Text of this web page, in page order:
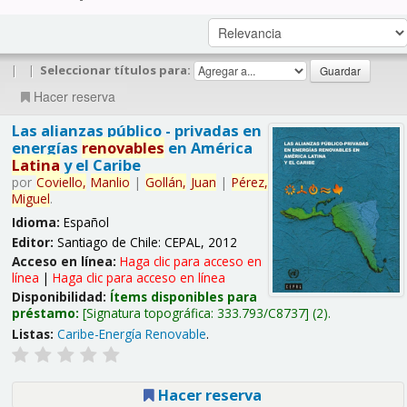
| | Seleccionar títulos para:
Hacer reserva
Las alianzas público - privadas en
energías renovables en América
Latina y el Caribe
por Coviello, Manlio | Gollán, Juan | Pérez,
Miguel.
Idioma: Español
Editor: Santiago de Chile: CEPAL, 2012
Acceso en línea: Haga clic para acceso en
línea | Haga clic para acceso en línea
Disponibilidad: Ítems disponibles para
préstamo: Signatura topográfica: 333.793/C8737 (2).
Listas: Caribe-Energía Renovable.
Hacer reserva